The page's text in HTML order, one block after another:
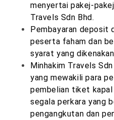
menyertai pakej-
Travels Sdn Bhd.
Pembayaran deposit
peserta faham dan
syarat yang
Minhakim Travels
yang mewakili para
pembelian tiket kapal
segala perkara yang
pengangkutan dan